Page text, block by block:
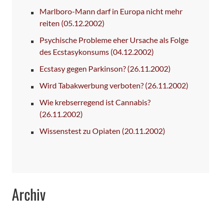
Marlboro-Mann darf in Europa nicht mehr
reiten (05.12.2002)
Psychische Probleme eher Ursache als Folge
des Ecstasykonsums (04.12.2002)
Ecstasy gegen Parkinson? (26.11.2002)
Wird Tabakwerbung verboten? (26.11.2002)
Wie krebserregend ist Cannabis?
(26.11.2002)
Wissenstest zu Opiaten (20.11.2002)
Archiv